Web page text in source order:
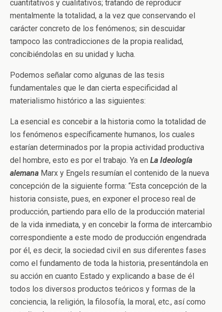
cuantitativos y cualitativos; tratando de reproducir
mentalmente la totalidad, a la vez que conservando el
carácter concreto de los fenómenos; sin descuidar
tampoco las contradicciones de la propia realidad,
concibiéndolas en su unidad y lucha.
Podemos señalar como algunas de las tesis
fundamentales que le dan cierta especificidad al
materialismo histórico a las siguientes:
La esencial es concebir a la historia como la totalidad de
los fenómenos específicamente humanos, los cuales
estarían determinados por la propia actividad productiva
del hombre, esto es por el trabajo. Ya en La Ideología
alemana Marx y Engels resumían el contenido de la nueva
concepción de la siguiente forma: “Esta concepción de la
historia consiste, pues, en exponer el proceso real de
producción, partiendo para ello de la producción material
de la vida inmediata, y en concebir la forma de intercambio
correspondiente a este modo de producción engendrada
por él, es decir, la sociedad civil en sus diferentes fases
como el fundamento de toda la historia, presentándola en
su acción en cuanto Estado y explicando a base de él
todos los diversos productos teóricos y formas de la
conciencia, la religión, la filosofía, la moral, etc., así como